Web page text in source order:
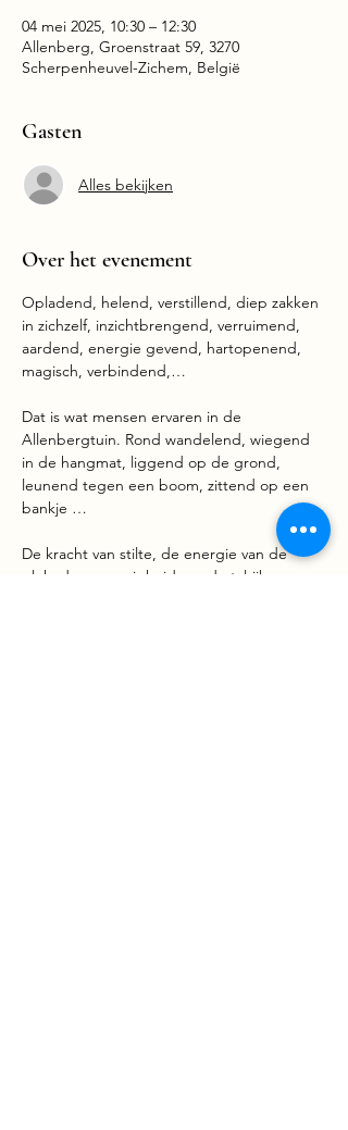
04 mei 2025, 10:30 – 12:30
Allenberg, Groenstraat 59, 3270
Scherpenheuvel-Zichem, België
Gasten
Alles bekijken
Over het evenement
Opladend, helend, verstillend, diep zakken
in zichzelf, inzichtbrengend, verruimend,
aardend, energie gevend, hartopenend,
magisch, verbindend,…
Dat is wat mensen ervaren in de
Allenbergtuin. Rond wandelend, wiegend
in de hangmat, liggend op de grond,
leunend tegen een boom, zittend op een
bankje …
De kracht van stilte, de energie van de
plek, de aanwezigheid van de talrijke